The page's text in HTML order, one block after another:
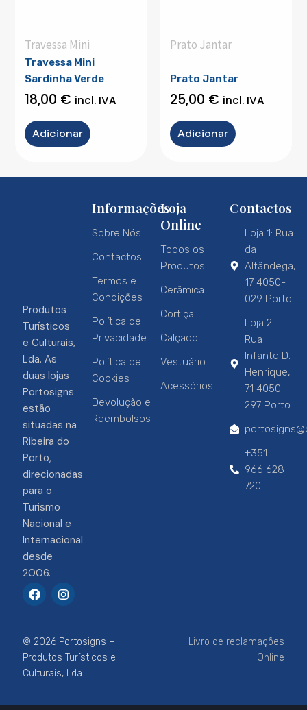
Travessa Mini
Travessa Mini
Sardinha Verde
18,00 € incl. IVA
Adicionar
Prato Jantar
Prato Jantar
25,00 € incl. IVA
Adicionar
Produtos
Turísticos
e Culturais,
Lda. As
duas lojas
Portosigns
estão
situadas na
Ribeira do
Porto,
direcionadas
para o
Turismo
Nacional e
Internacional
desde
2006.
F
a
e
b
o
o
k
I
n
t
a
g
r
a
m
Informações
Sobre Nós
Contactos
Termos e
Condições
Política de
Privacidade
Política de
Cookies
Devolução e
Reembolsos
Loja
Online
Todos os
Produtos
Cerâmica
Cortiça
Calçado
Vestuário
Acessórios
Contactos
Loja 1: Rua
da
Alfândega,
17 4050-
029 Porto
Loja 2:
Rua
Infante D.
Henrique,
71 4050-
297 Porto
+351
966 628
720
© 2026 Portosigns –
Produtos Turísticos e
Culturais, Lda
Livro de reclamações
Online